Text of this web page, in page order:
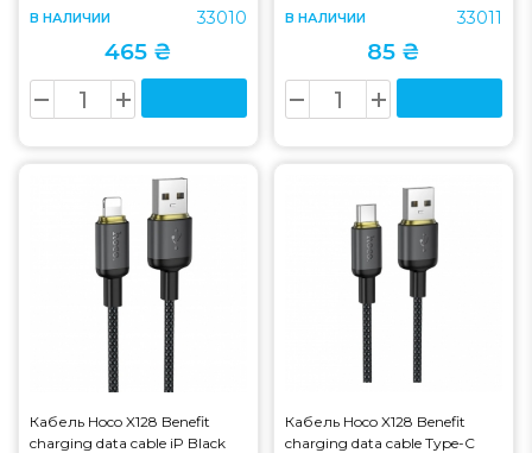
В НАЛИЧИИ 33010
465 ₴
В НАЛИЧИИ 33011
85 ₴
Кабель Hoco X128 Benefit
charging data cable iP Black
Кабель Hoco X128 Benefit
charging data cable Type-C